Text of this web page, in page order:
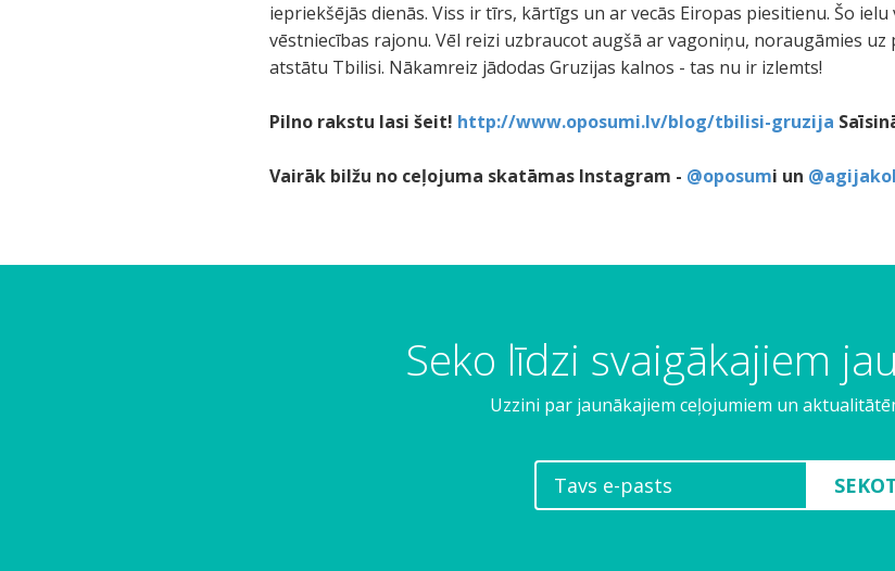
iepriekšējās dienās. Viss ir tīrs, kārtīgs un ar vecās Eiropas piesitienu. Šo
vēstniecības rajonu. Vēl reizi uzbraucot augšā ar vagoniņu, noraugāmies
atstātu Tbilisi. Nākamreiz jādodas Gruzijas kalnos - tas nu ir izlemts!
Pilno rakstu lasi šeit! http://www.oposumi.lv/blog/tbilisi-gruzija
Vairāk bilžu no ceļojuma skatāmas Instagram - @oposumi un
Seko līdzi svaigākajiem
Uzzini par jaunākajiem ceļojumiem un